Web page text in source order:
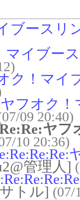
ブースリ
マイブー
ク！マイ
ヤフオク
09 20:40)
ヤ
10 20:36)
管理人]
トル] (07/